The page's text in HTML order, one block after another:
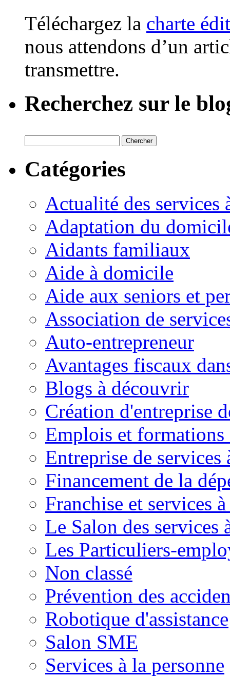
Téléchargez la charte
nous attendons d’un
transmettre.
Recherchez sur le
Catégories
Actualité des services
Adaptation du
Aidants familiaux
Aide à domicile
Aide aux seniors et
Association de
Auto-entrepreneur
Avantages fiscaux
Blogs à découvrir
Création d'entreprise
Emplois et formations
Entreprise de services
Financement de la
Franchise et services
Le Salon des services
Les Particuliers-
Non classé
Prévention des
Robotique d'assistance
Salon SME
Services à la personne